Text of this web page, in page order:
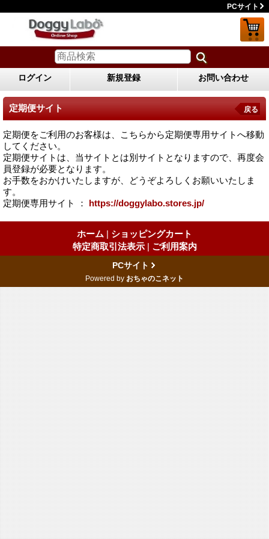
PCサイト
ログイン 新規登録 お問い合わせ
定期便サイト 戻る
定期便をご利用のお客様は、こちらから定期便専用サイトへ移動
してください。
定期便サイトは、当サイトとは別サイトとなりますので、再度会
員登録が必要となります。
お手数をおかけいたしますが、どうぞよろしくお願いいたしま
す。
定期便専用サイト ： https://doggylabo.stores.jp/
ホーム | ショッピングカート
特定商取引法表示 | ご利用案内
PCサイト
Powered by おちゃのこネット